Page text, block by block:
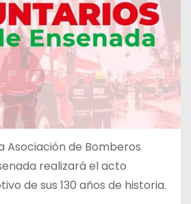
Asociación de Bomberos
realizará el acto
de sus 130 años de historia.